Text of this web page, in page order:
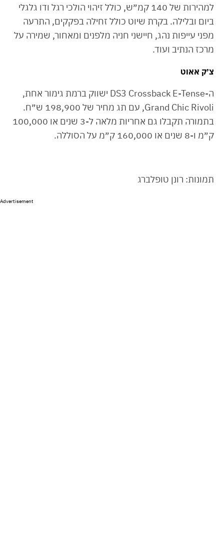
למהירות של 140 קמ״ש, כולל זיהוי הולכי רגל ודו גלגלי
ביום ובלילה. בקרת שיוט כולל זחילה בפקקים, התרעה
מפני עייפות נהג, חיישני חניה מלפנים ומאחור, שמירה על
מרכז הנתיב ועוד.
צ׳ק אאוט
ה-DS3 Crossback E-Tense ישווק ברמת גימור אחת,
Grand Chic Rivoli, עם תג מחיר של 198,900 ש״ח.
בתמורה תקבלו גם אחריות מלאה ל-3 שנים או 100,000
ק״מ ו-8 שנים או 160,000 ק״מ על הסוללה.
תמונות: רונן טופלברג
Advertisement